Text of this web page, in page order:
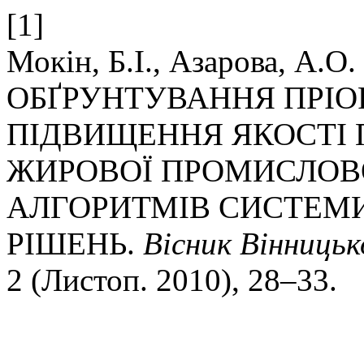
[1]
Мокін, Б.І., Азарова, А.О.
ОБҐРУНТУВАННЯ
ПІДВИЩЕННЯ ЯКОСТІ
ЖИРОВОЇ
АЛГОРИТМІВ
РІШЕНЬ. Вісник
2 (Листоп. 2010), 28–33.